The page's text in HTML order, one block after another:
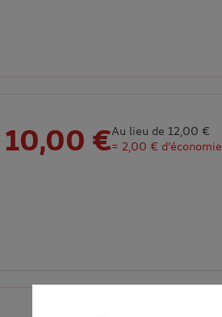
10,00 €Au lieu de 12,00 €
= 2,00 € d’économie